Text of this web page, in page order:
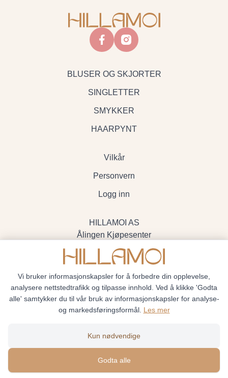
facebookinstagram
BLUSER OG SKJORTER
SINGLETTER
SMYKKER
HAARPYNT
Vilkår
Personvern
Logg inn
HILLAMOI AS
Ålingen Kjøpesenter
Myrenvegen 19, 3570 Ål
- Org.nr. 928705234
Siden driftes avShoplabs
Vi bruker informasjonskapsler for å forbedre din opplevelse,
analysere nettstedtrafikk og tilpasse innhold. Ved å klikke 'Godta
alle' samtykker du til vår bruk av informasjonskapsler for analyse-
og markedsføringsformål. Les mer
Kun nødvendige
Godta alle